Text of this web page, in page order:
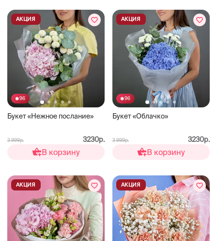
96
Букет «Нежное послание»
АКЦИЯ
3 999р. 3230р.
В корзину
96
Букет «Облачко»
АКЦИЯ
3 999р. 3230р.
В корзину
АКЦИЯ АКЦИЯ